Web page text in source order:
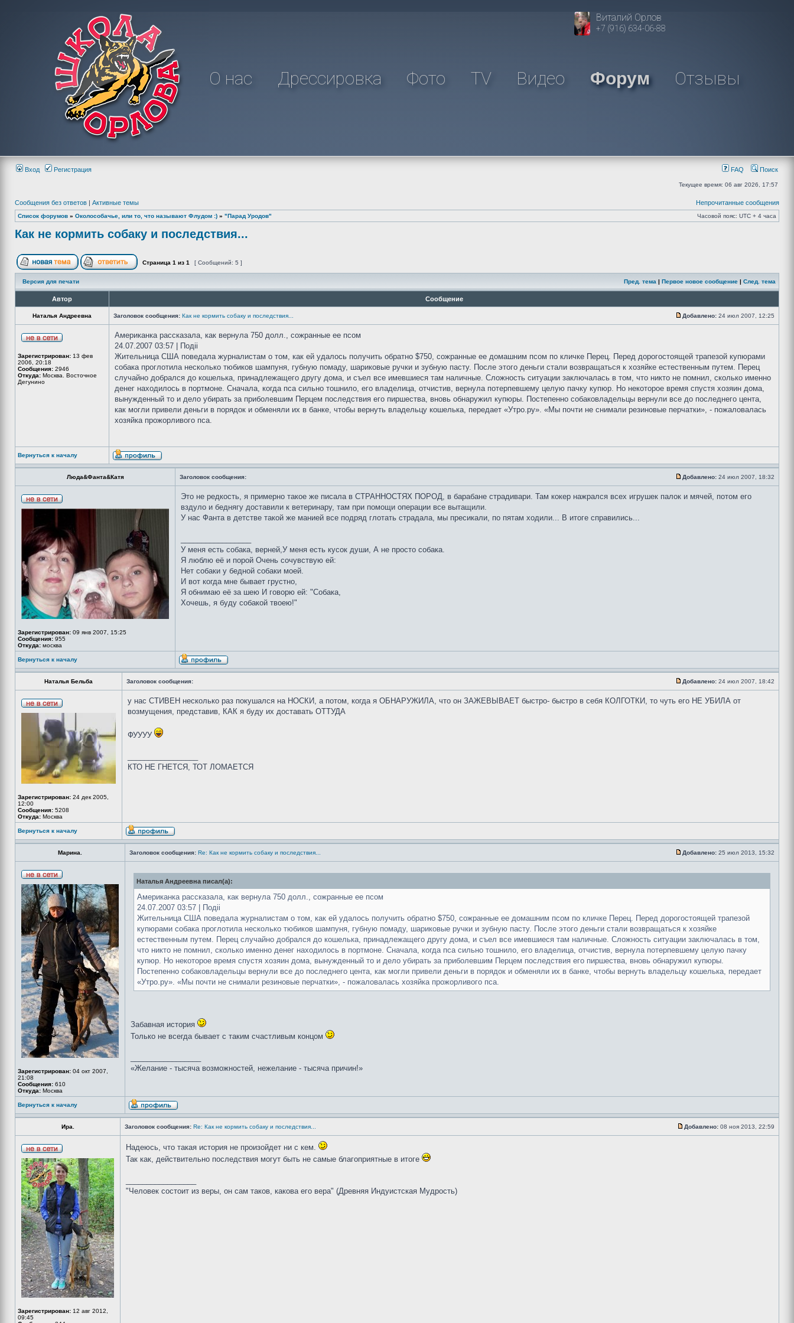
Виталий Орлов
+7 (916) 634-06-88
О нас Дрессировка Фото TV Видео Форум Отзывы
Вход Регистрация FAQ Поиск
Текущее время: 06 авг 2026, 17:57
Сообщения без ответов | Активные темы Непрочитанные сообщения
Список форумов » Околособачье, или то, что называют Флудом :) » "Парад Уродов" Часовой пояс: UTC + 4 часа
Как не кормить собаку и последствия...
Страница 1 из 1 [ Сообщений: 5 ]
Версия для печати Пред. тема | Первое новое сообщение | След. тема
Автор Сообщение
Наталья Андреевна Заголовок сообщения: Как не кормить собаку и последствия... Добавлено: 24 июл 2007, 12:25
Зарегистрирован: 13 фев
2006, 20:18
Сообщения: 2946
Откуда: Москва. Восточное
Дегунино
Американка рассказала, как вернула 750 долл., сожранные ее псом
24.07.2007 03:57 | Подii
Жительница США поведала журналистам о том, как ей удалось получить обратно $750, сожранные ее домашним псом по кличке Перец. Перед дорогостоящей трапезой купюрами
собака проглотила несколько тюбиков шампуня, губную помаду, шариковые ручки и зубную пасту. После этого деньги стали возвращаться к хозяйке естественным путем. Перец
случайно добрался до кошелька, принадлежащего другу дома, и съел все имевшиеся там наличные. Сложность ситуации заключалась в том, что никто не помнил, сколько именно
денег находилось в портмоне. Сначала, когда пса сильно тошнило, его владелица, отчистив, вернула потерпевшему целую пачку купюр. Но некоторое время спустя хозяин дома,
вынужденный то и дело убирать за приболевшим Перцем последствия его пиршества, вновь обнаружил купюры. Постепенно собаковладельцы вернули все до последнего цента,
как могли привели деньги в порядок и обменяли их в банке, чтобы вернуть владельцу кошелька, передает «Утро.ру». «Мы почти не снимали резиновые перчатки», - пожаловалась
хозяйка прожорливого пса.
Вернуться к началу
Люда&Фанта&Катя Заголовок сообщения: Добавлено: 24 июл 2007, 18:32
Зарегистрирован: 09 янв 2007, 15:25
Сообщения: 955
Откуда: москва
Это не редкость, я примерно такое же писала в СТРАННОСТЯХ ПОРОД, в барабане страдивари. Там кокер нажрался всех игрушек палок и мячей, потом его
вздуло и беднягу доставили к ветеринару, там при помощи операции все вытащили.
У нас Фанта в детстве такой же манией все подряд глотать страдала, мы пресикали, по пятам ходили... В итоге справились...
У меня есть собака, верней,У меня есть кусок души, А не просто собака.
Я люблю её и порой Очень сочувствую ей:
Нет собаки у бедной собаки моей.
И вот когда мне бывает грустно,
Я обнимаю её за шею И говорю ей: "Собака,
Хочешь, я буду собакой твоею!"
Вернуться к началу
Наталья Бельба Заголовок сообщения: Добавлено: 24 июл 2007, 18:42
Зарегистрирован: 24 дек 2005,
12:00
Сообщения: 5208
Откуда: Москва
у нас СТИВЕН несколько раз покушался на НОСКИ, а потом, когда я ОБНАРУЖИЛА, что он ЗАЖЕВЫВАЕТ быстро- быстро в себя КОЛГОТКИ, то чуть его НЕ УБИЛА от
возмущения, представив, КАК я буду их доставать ОТТУДА
ФУУУУ
КТО НЕ ГНЕТСЯ, ТОТ ЛОМАЕТСЯ
Вернуться к началу
Марина. Заголовок сообщения: Re: Как не кормить собаку и последствия... Добавлено: 25 июл 2013, 15:32
Зарегистрирован: 04 окт 2007,
21:08
Сообщения: 610
Откуда: Москва
Наталья Андреевна писал(а):
Американка рассказала, как вернула 750 долл., сожранные ее псом
24.07.2007 03:57 | Подii
Жительница США поведала журналистам о том, как ей удалось получить обратно $750, сожранные ее домашним псом по кличке Перец. Перед дорогостоящей трапезой
купюрами собака проглотила несколько тюбиков шампуня, губную помаду, шариковые ручки и зубную пасту. После этого деньги стали возвращаться к хозяйке
естественным путем. Перец случайно добрался до кошелька, принадлежащего другу дома, и съел все имевшиеся там наличные. Сложность ситуации заключалась в том,
что никто не помнил, сколько именно денег находилось в портмоне. Сначала, когда пса сильно тошнило, его владелица, отчистив, вернула потерпевшему целую пачку
купюр. Но некоторое время спустя хозяин дома, вынужденный то и дело убирать за приболевшим Перцем последствия его пиршества, вновь обнаружил купюры.
Постепенно собаковладельцы вернули все до последнего цента, как могли привели деньги в порядок и обменяли их в банке, чтобы вернуть владельцу кошелька, передает
«Утро.ру». «Мы почти не снимали резиновые перчатки», - пожаловалась хозяйка прожорливого пса.
Забавная история
Только не всегда бывает с таким счастливым концом
«Желание - тысяча возможностей, нежелание - тысяча причин!»
Вернуться к началу
Ира. Заголовок сообщения: Re: Как не кормить собаку и последствия... Добавлено: 08 ноя 2013, 22:59
Зарегистрирован: 12 авг 2012,
09:45
Надеюсь, что такая история не произойдет ни с кем.
Так как, действительно последствия могут быть не самые благоприятные в итоге
"Человек состоит из веры, он сам таков, какова его вера" (Древняя Индуистская Мудрость)